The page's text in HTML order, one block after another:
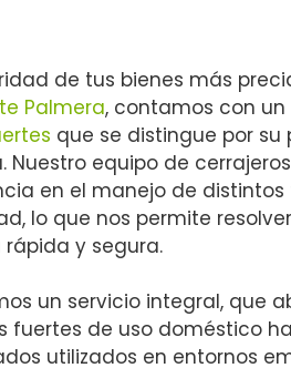
de tus bienes más
Palmera, contamos con un
que se distingue por su
Nuestro equipo de
en el manejo de
lo que nos permite
y segura.
un servicio integral, que
fuertes de uso doméstico
utilizados en entornos